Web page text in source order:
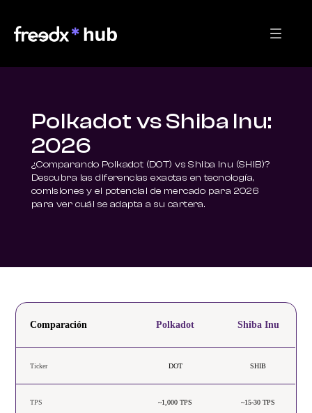
Polkadot vs Shiba Inu:
2026
¿Comparando Polkadot (DOT) vs Shiba Inu (SHIB)?
Descubra las diferencias exactas en tecnología,
comisiones y el potencial de mercado para 2026
para ver cuál se adapta a su cartera.
Comparación Polkadot Shiba Inu
Ticker DOT SHIB
TPS ~1,000 TPS ~15-30 TPS